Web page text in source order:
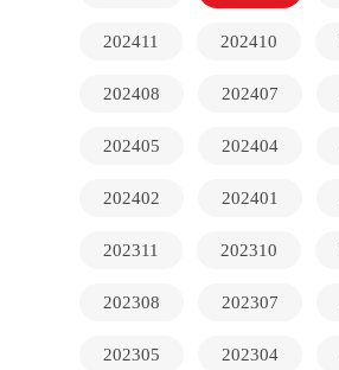
202411 202410
202408 202407
202405 202404
202402 202401
202311 202310
202308 202307
202305 202304